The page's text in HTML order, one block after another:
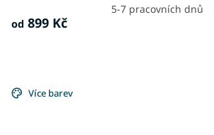
5-7 pracovních dnů
od 899 Kč
Více barev